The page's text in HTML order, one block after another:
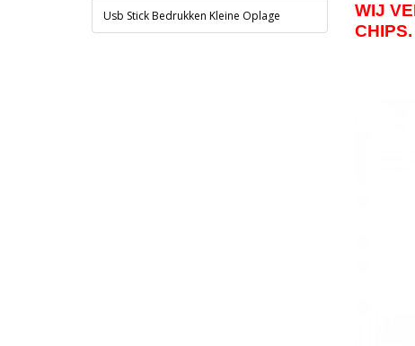
Usb Stick Bedrukken Kleine Oplage
WIJ
CHIPS.